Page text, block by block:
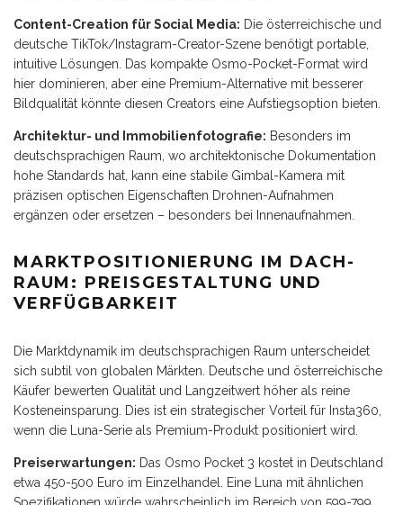
Content-Creation für Social Media: Die österreichische und
deutsche TikTok/Instagram-Creator-Szene benötigt portable,
intuitive Lösungen. Das kompakte Osmo-Pocket-Format wird
hier dominieren, aber eine Premium-Alternative mit besserer
Bildqualität könnte diesen Creators eine Aufstiegsoption bieten.
Architektur- und Immobilienfotografie: Besonders im
deutschsprachigen Raum, wo architektonische Dokumentation
hohe Standards hat, kann eine stabile Gimbal-Kamera mit
präzisen optischen Eigenschaften Drohnen-Aufnahmen
ergänzen oder ersetzen – besonders bei Innenaufnahmen.
MARKTPOSITIONIERUNG IM DACH-
RAUM: PREISGESTALTUNG UND
VERFÜGBARKEIT
Die Marktdynamik im deutschsprachigen Raum unterscheidet
sich subtil von globalen Märkten. Deutsche und österreichische
Käufer bewerten Qualität und Langzeitwert höher als reine
Kosteneinsparung. Dies ist ein strategischer Vorteil für Insta360,
wenn die Luna-Serie als Premium-Produkt positioniert wird.
Preiserwartungen: Das Osmo Pocket 3 kostet in Deutschland
etwa 450-500 Euro im Einzelhandel. Eine Luna mit ähnlichen
Spezifikationen würde wahrscheinlich im Bereich von 599-799